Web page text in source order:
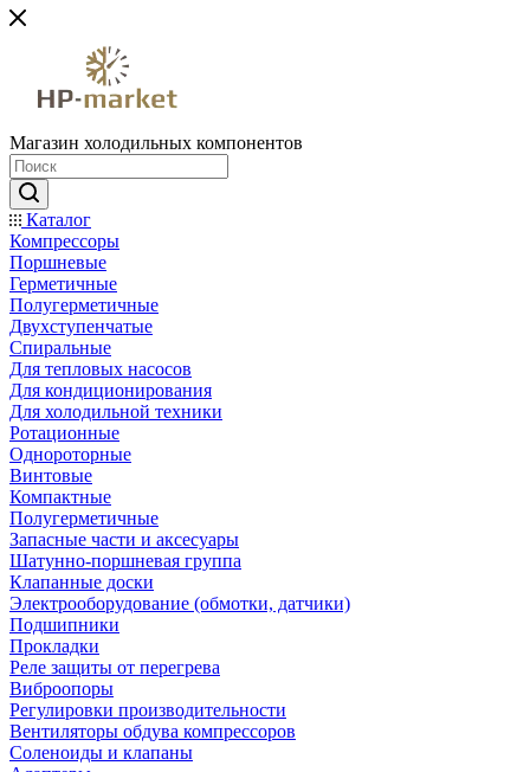
Магазин холодильных компонентов
Каталог
Компрессоры
Поршневые
Герметичные
Полугерметичные
Двухступенчатые
Спиральные
Для тепловых насосов
Для кондиционирования
Для холодильной техники
Ротационные
Однороторные
Винтовые
Компактные
Полугерметичные
Запасные части и аксесуары
Шатунно-поршневая группа
Клапанные доски
Электрооборудование (обмотки, датчики)
Подшипники
Прокладки
Реле защиты от перегрева
Виброопоры
Регулировки производительности
Вентиляторы обдува компрессоров
Соленоиды и клапаны